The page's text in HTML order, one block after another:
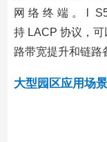
网络终端。l
持 LACP 协议，可
路带宽提升和链路
大型园区应用场景